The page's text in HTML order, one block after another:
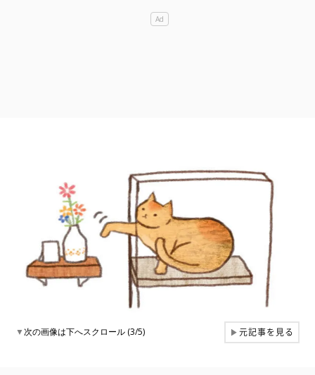
▼次の画像は下へスクロール (3/5) ▶元記事を見る